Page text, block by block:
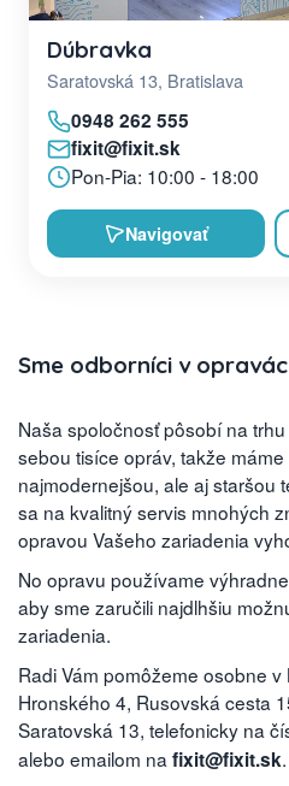
Dúbravka
Saratovská 13, Bratislava
0948 262 555
fixit@fixit.sk
Pon-Pia: 10:00 - 18:00
Navigovať
Sme odborníci v
Naša spoločnosť pôsobí na
sebou tisíce opráv, takže
najmodernejšou, ale aj staršou
sa na kvalitný servis mnohých
opravou Vašeho zariadenia
No opravu používame
aby sme zaručili najdlhšiu
zariadenia.
Radi Vám pomôžeme osobne
Hronského 4, Rusovská cesta
Saratovská 13, telefonicky na
alebo emailom na fixit@fixit.sk.